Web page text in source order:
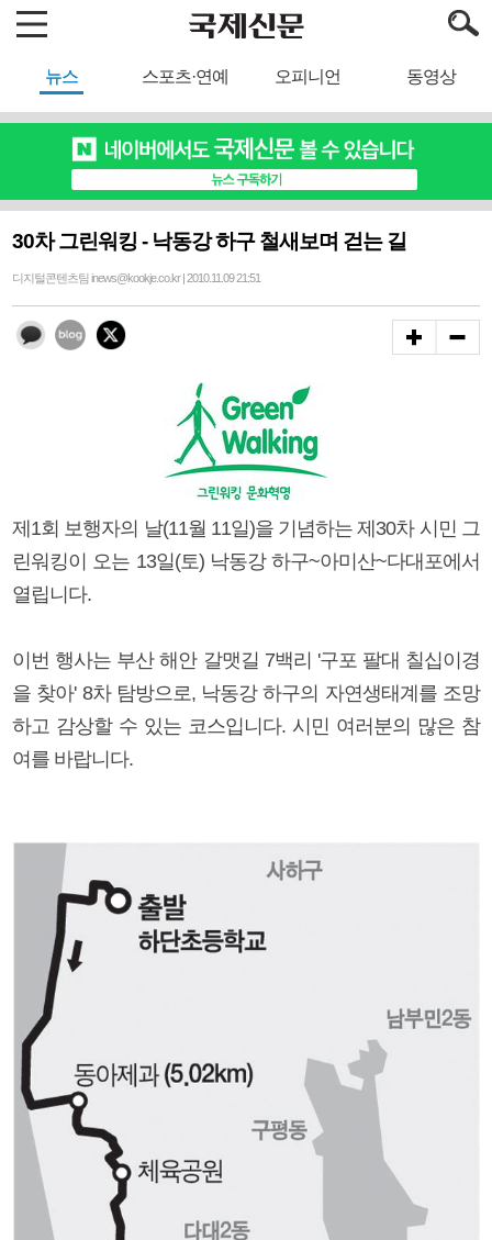
뉴스 스포츠·연예 오피니언 동영상
30차 그린워킹 - 낙동강 하구 철새보며 걷는 길
디지털콘텐츠팀 inews@kookje.co.kr | 2010.11.09 21:51
제1회 보행자의 날(11월 11일)을 기념하는 제30차 시민 그
린워킹이 오는 13일(토) 낙동강 하구~아미산~다대포에서
열립니다.
이번 행사는 부산 해안 갈맷길 7백리 '구포 팔대 칠십이경
을 찾아' 8차 탐방으로, 낙동강 하구의 자연생태계를 조망
하고 감상할 수 있는 코스입니다. 시민 여러분의 많은 참
여를 바랍니다.